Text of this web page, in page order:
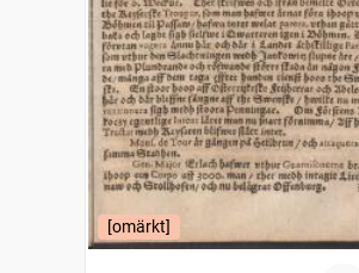
[omärkt]